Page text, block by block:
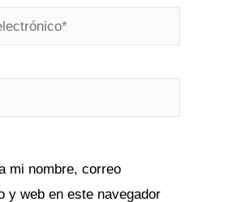
mi nombre, correo
y web en este navegador